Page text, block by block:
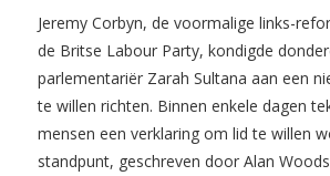
Jeremy Corbyn, de voormalige links-
de Britse Labour Party, kondigde
parlementariër Zarah Sultana aan een
te willen richten. Binnen enkele dagen
mensen een verklaring om lid te willen
standpunt, geschreven door Alan